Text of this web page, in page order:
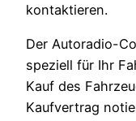
kontaktieren.
Der Autoradio-
speziell für Ihr
Kauf des
Kaufvertrag